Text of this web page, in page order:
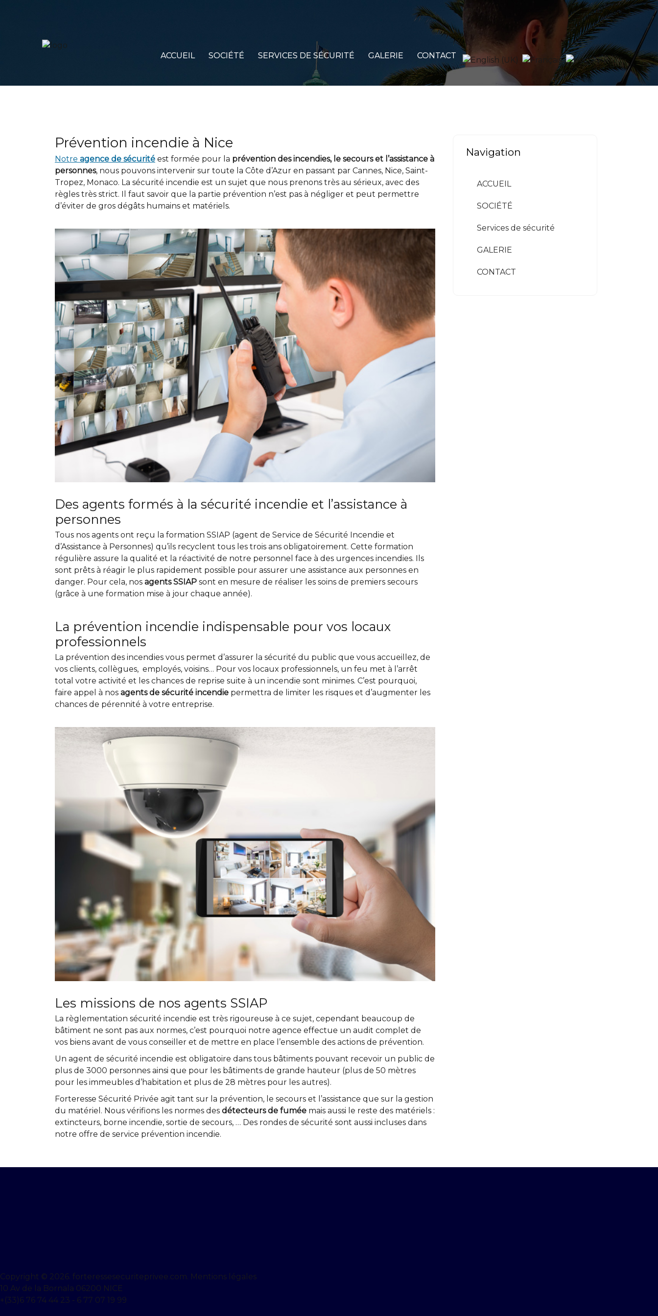
ACCUEIL SOCIÉTÉ SERVICES DE SÉCURITÉ GALERIE CONTACT
Prévention incendie à Nice
Notre agence de sécurité est formée pour la prévention des incendies, le secours et l’assistance à
personnes, nous pouvons intervenir sur toute la Côte d’Azur en passant par Cannes, Nice, Saint-
Tropez, Monaco. La sécurité incendie est un sujet que nous prenons très au sérieux, avec des
règles très strict. Il faut savoir que la partie prévention n’est pas à négliger et peut permettre
d’éviter de gros dégâts humains et matériels.
Des agents formés à la sécurité incendie et l’assistance à
personnes
Tous nos agents ont reçu la formation SSIAP (agent de Service de Sécurité Incendie et
d’Assistance à Personnes) qu’ils recyclent tous les trois ans obligatoirement. Cette formation
régulière assure la qualité et la réactivité de notre personnel face à des urgences incendies. Ils
sont prêts à réagir le plus rapidement possible pour assurer une assistance aux personnes en
danger. Pour cela, nos agents SSIAP sont en mesure de réaliser les soins de premiers secours
(grâce à une formation mise à jour chaque année).
La prévention incendie indispensable pour vos locaux
professionnels
La prévention des incendies vous permet d’assurer la sécurité du public que vous accueillez, de
vos clients, collègues, employés, voisins… Pour vos locaux professionnels, un feu met à l’arrêt
total votre activité et les chances de reprise suite à un incendie sont minimes. C’est pourquoi,
faire appel à nos agents de sécurité incendie permettra de limiter les risques et d’augmenter les
chances de pérennité à votre entreprise.
Les missions de nos agents SSIAP
La règlementation sécurité incendie est très rigoureuse à ce sujet, cependant beaucoup de
bâtiment ne sont pas aux normes, c’est pourquoi notre agence effectue un audit complet de
vos biens avant de vous conseiller et de mettre en place l’ensemble des actions de prévention.
Un agent de sécurité incendie est obligatoire dans tous bâtiments pouvant recevoir un public de
plus de 3000 personnes ainsi que pour les bâtiments de grande hauteur (plus de 50 mètres
pour les immeubles d’habitation et plus de 28 mètres pour les autres).
Forteresse Sécurité Privée agit tant sur la prévention, le secours et l’assistance que sur la gestion
du matériel. Nous vérifions les normes des détecteurs de fumée mais aussi le reste des matériels :
extincteurs, borne incendie, sortie de secours, … Des rondes de sécurité sont aussi incluses dans
notre offre de service prévention incendie.
Navigation
ACCUEIL
SOCIÉTÉ
Services de sécurité
GALERIE
CONTACT
Copyright © 2026. forteressesecuriteprivee.com. Mentions légales
10 Av de la Bornala 06200 NICE
+(33)6 76 74 44 23 - 6 77 07 19 99